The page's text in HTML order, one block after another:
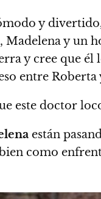
y
Madelena y un
y cree que
entre Roberta
este doctor
están
como